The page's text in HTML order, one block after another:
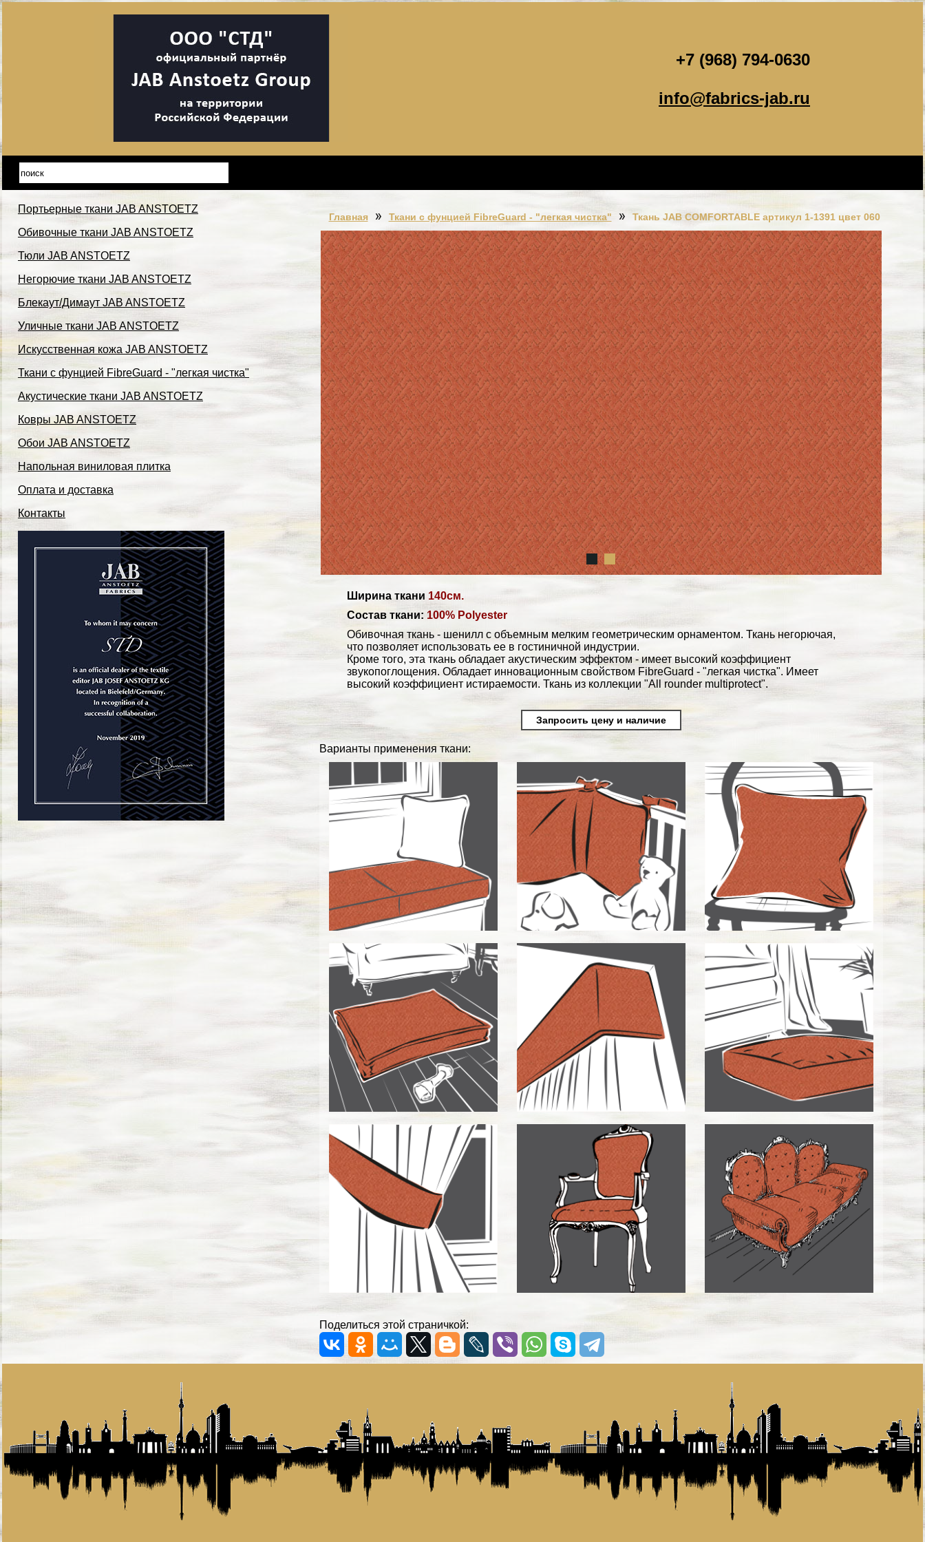
+7 (968) 794-0630
info@fabrics-jab.ru
Портьерные ткани JAB ANSTOETZ
Обивочные ткани JAB ANSTOETZ
Тюли JAB ANSTOETZ
Негорючие ткани JAB ANSTOETZ
Блекаут/Димаут JAB ANSTOETZ
Уличные ткани JAB ANSTOETZ
Искусственная кожа JAB ANSTOETZ
Ткани с фунцией FibreGuard - "легкая чистка"
Акустические ткани JAB ANSTOETZ
Ковры JAB ANSTOETZ
Обои JAB ANSTOETZ
Напольная виниловая плитка
Оплата и доставка
Контакты
Главная Ткани с фунцией FibreGuard - "легкая чистка" Ткань JAB COMFORTABLE артикул 1-1391 цвет 060
Ширина ткани 140см.
Состав ткани: 100% Polyester
Обивочная ткань - шенилл с объемным мелким геометрическим орнаментом. Ткань негорючая,
что позволяет использовать ее в гостиничной индустрии.
Кроме того, эта ткань обладает акустическим эффектом - имеет высокий коэффициент
звукопоглощения. Обладает инновационным свойством FibreGuard - "легкая чистка". Имеет
высокий коэффициент истираемости. Ткань из коллекции "All rounder multiprotect".
Запросить цену и наличие
Варианты применения ткани:
Поделиться этой страничкой: